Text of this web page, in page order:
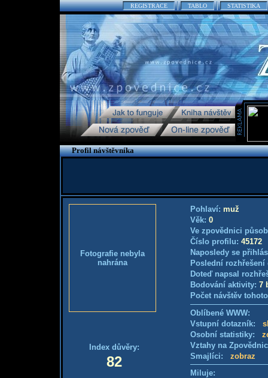
REGISTRACE TABLO STATISTIKA
Profil návštěvníka
Fotografie nebyla
nahrána
Index důvěry:
82
Pohlaví: muž
Věk: 0
Ve zpovědnici
Číslo profilu: 45172
Naposledy se
Poslední
Doteď napsal
Bodování aktivity: 7
Počet návštěv
Oblíbené WWW:
Vstupní dotazník:
Osobní statistiky:
Vztahy na
Smajlíci: zobraz
Miluje: